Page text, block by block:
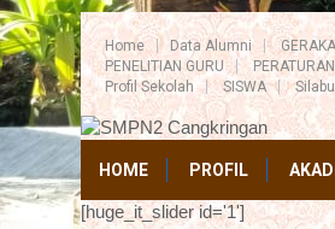
Home Data Alumni
PENELITIAN GURU
Profil Sekolah
SISWA
HOME PROFIL
[huge_it_slider id='1']